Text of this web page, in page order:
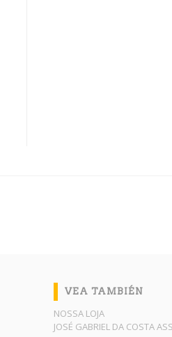
VEA TAMBIÉN
NOSSA LOJA
JOSÉ GABRIEL DA COSTA